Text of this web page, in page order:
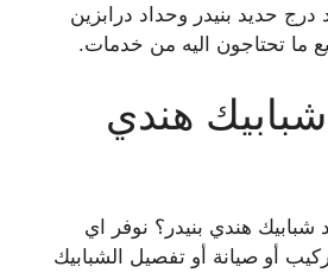
درج حديد بنيدر وحداد درابزين
ما تحتاجون اليه من خدمات.
هندي
هندي بنيدر؟ نوفر اي
أو صيانة أو تفصيل الشبابيك